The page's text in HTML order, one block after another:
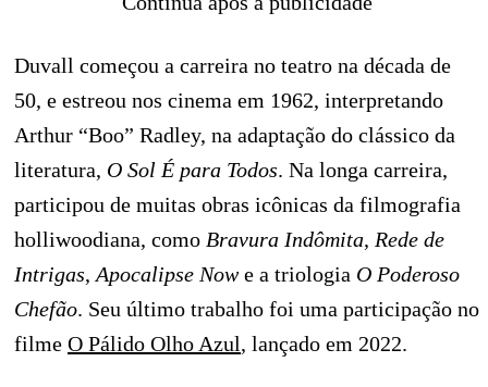
Duvall começou a carreira no teatro na década de
50, e estreou nos cinema em 1962, interpretando
Arthur “Boo” Radley, na adaptação do clássico da
literatura, O Sol É para Todos. Na longa carreira,
participou de muitas obras icônicas da filmografia
holliwoodiana, como Bravura Indômita, Rede de
Intrigas, Apocalipse Nowe a triologia O Poderoso
Chefão. Seu último trabalho foi uma participação no
filme O Pálido Olho Azul, lançado em 2022.